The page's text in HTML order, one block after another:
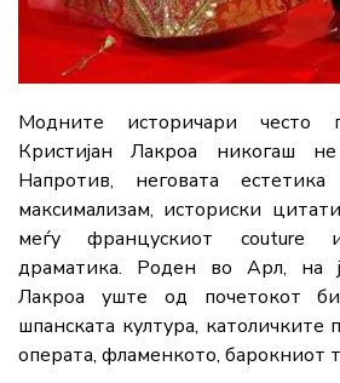
Модните историчари често
Кристијан Лакроа никогаш
Напротив, неговата
максимализам, историски
меѓу францускиот couture и
драматика. Роден во Арл, на
Лакроа уште од почетокот
шпанската култура, католичките
операта, фламенкото, барокниот